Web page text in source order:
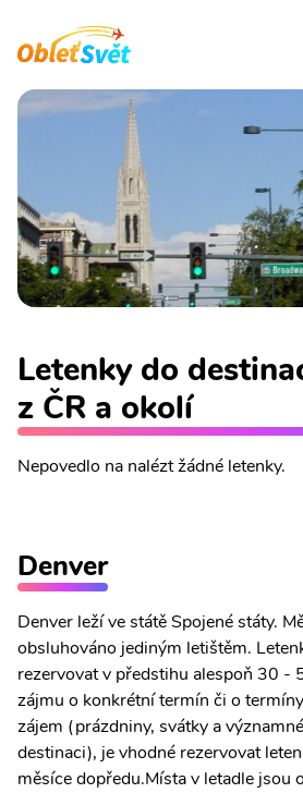
Letenky do
z ČR a okolí
Nepovedlo na nalézt žádné letenky.
Denver
Denver leží ve státě Spojené státy.
obsluhováno jediným letištěm.
rezervovat v předstihu alespoň 30 -
zájmu o konkrétní termín či o
zájem (prázdniny, svátky a
destinaci), je vhodné rezervovat
měsíce dopředu.Místa v letadle jsou